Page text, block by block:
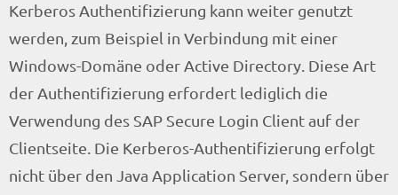
Kerberos Authentifizierung kann weiter genutzt
werden, zum Beispiel in Verbindung mit einer
Windows-Domäne oder Active Directory. Diese Art
der Authentifizierung erfordert lediglich die
Verwendung des SAP Secure Login Client auf der
Clientseite. Die Kerberos-Authentifizierung erfolgt
nicht über den Java Application Server, sondern über